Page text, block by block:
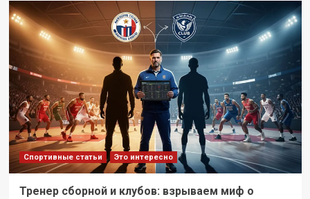
Спортивные статьи Это интересно
Тренер сборной и клубов: взрываем миф о